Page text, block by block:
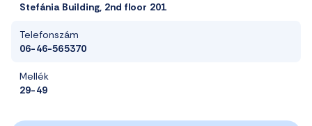
Stefánia Building, 2nd floor 201
Telefonszám
06-46-565370
Mellék
29-49